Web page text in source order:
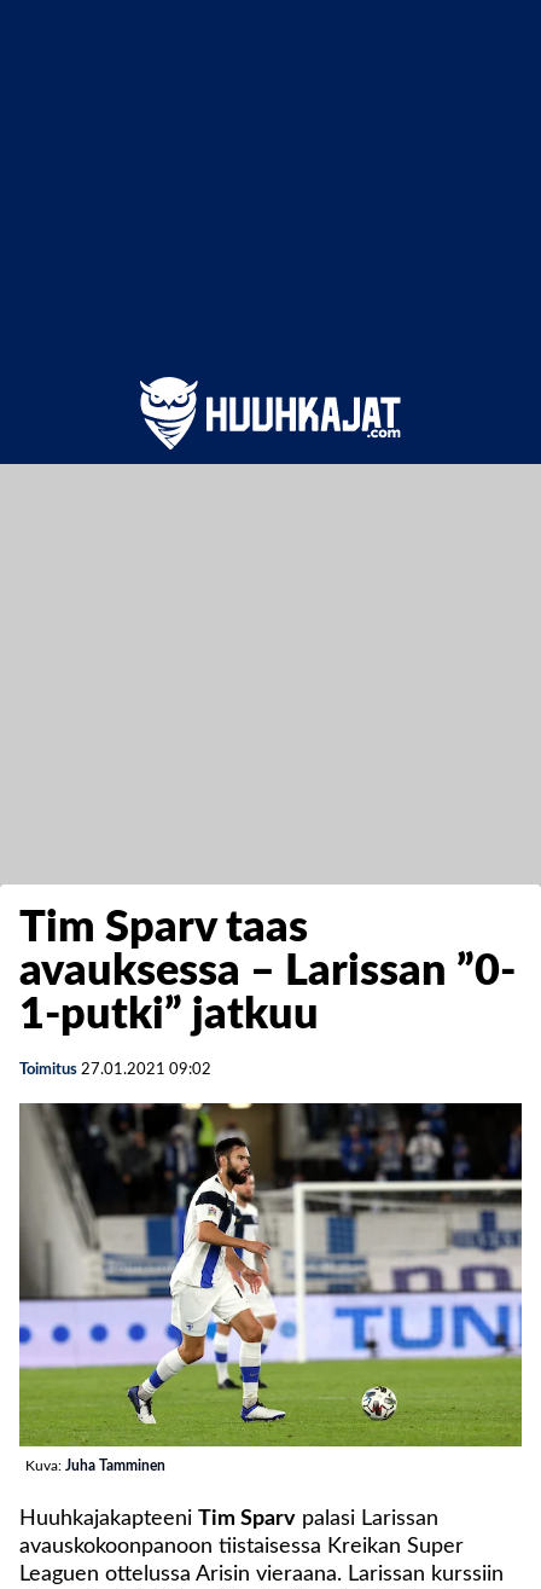
Tim Sparv taas
avauksessa – Larissan ”0-
1-putki” jatkuu
Toimitus 27.01.2021 09:02
Kuva: Juha Tamminen
Huuhkajakapteeni Tim Sparv palasi Larissan
avauskokoonpanoon tiistaisessa Kreikan Super
Leaguen ottelussa Arisin vieraana. Larissan kurssiin